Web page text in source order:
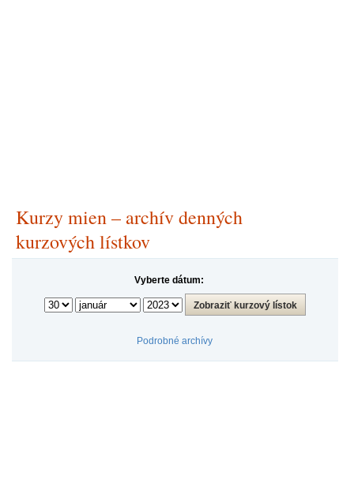
Kurzy mien – archív denných
kurzových lístkov
Vyberte dátum:
Podrobné archívy